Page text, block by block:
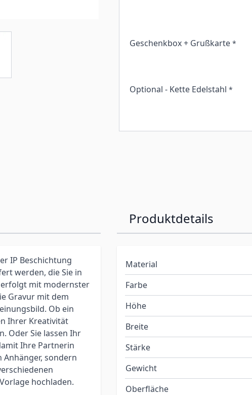
Geschenkbox + Grußkarte *
Optional - Kette Edelstahl *
IP Beschichtung
werden, die Sie in
erfolgt mit modernster
Gravur mit dem
Ob ein
Ihrer Kreativität
Oder Sie lassen Ihr
Ihre Partnerin
Anhänger, sondern
hochladen.
Produktdetails
Material
Farbe
Höhe
Breite
Stärke
Gewicht
Oberfläche